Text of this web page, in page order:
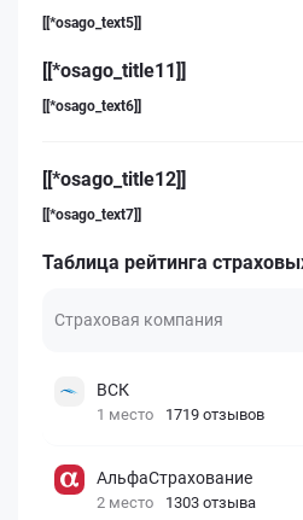
[[*osago_text5]]
[[*osago_title11]]
[[*osago_text6]]
[[*osago_title12]]
[[*osago_text7]]
Таблица рейтинга
Страховая компания
ВСК
1 место 1719 отзывов
АльфаСтрахование
2 место 1303 отзыва